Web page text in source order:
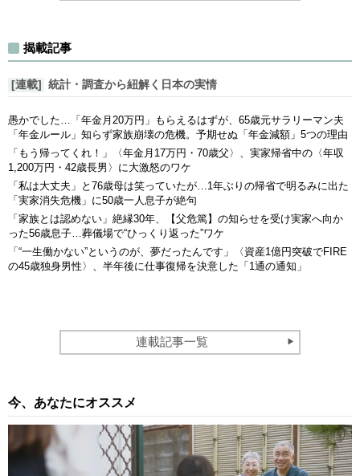
揭載記事
[連載] 統計・調査から紐解く日本の実情
愚かでした…「年金月20万円」もらえるはずが、65歳元サラリーマン夫
「年金ルール」知らず家族崩壊の危機。予期せぬ「年金減額」5つの理由
「もう帰ってくれ！」〈年金月17万円・70歳父〉、実家帰省中の〈年収
1,200万円・42歳長男〉に大激怒のワケ
「私は大丈夫」と76歳母は笑っていたが…1年ぶりの帰省で明るみに出た
「実家消失危機」に50歳一人息子が絶句
「家族とは認めない」絶縁30年、【父危篤】の知らせを受け実家へ向か
った56歳息子…葬儀場で“ひっくり返った”ワケ
「“一生働かない”というのが、夢だったんです」〈資産1億円突破でFIRE
の45歳独身男性〉、半年後に仕事復帰を決意した「1通の通知」
連載記事一覧
今、あなたにオススメ